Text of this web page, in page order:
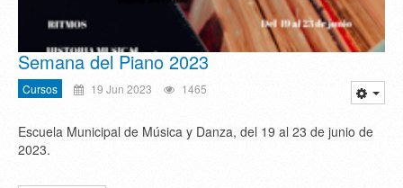
Semana del Piano 2023
Cursos 19 Jun 2023 1465
Escuela Municipal de Música y Danza, del 19 al 23 de junio de
2023.